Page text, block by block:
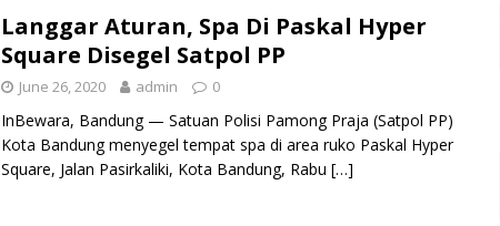
Langgar Aturan, Spa Di Paskal Hyper
Square Disegel Satpol PP
June 26, 2020 admin 0
InBewara, Bandung — Satuan Polisi Pamong Praja (Satpol PP)
Kota Bandung menyegel tempat spa di area ruko Paskal Hyper
Square, Jalan Pasirkaliki, Kota Bandung, Rabu […]